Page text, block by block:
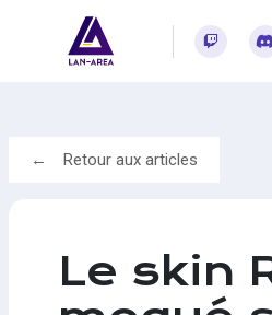
Retour aux articles
Le skin